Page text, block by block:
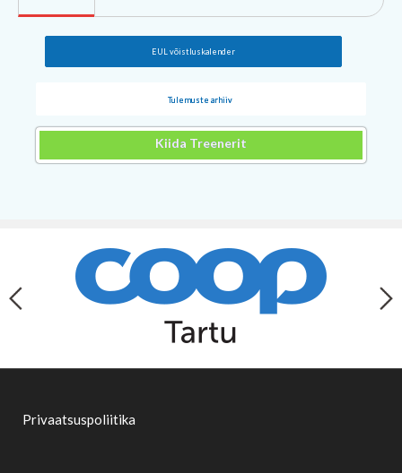
EUL võistluskalender
Tulemuste arhiiv
Kiida Treenerit
Privaatsuspoliitika